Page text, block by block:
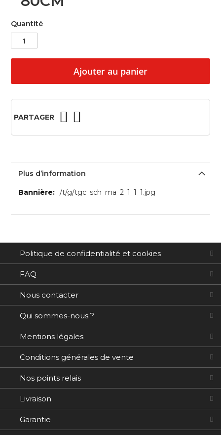
beginning
the
images
gallery
Quantité
Ajouter au panier
PARTAGER
Plus d’information
Plus
/t/g/tgc_sch_ma_2_1_1_1.jpg
Politique de confidentialité et cookies
FAQ
Nous contacter
Qui sommes-nous ?
Mentions légales
Conditions générales de vente
Nos points relais
Livraison
Garantie